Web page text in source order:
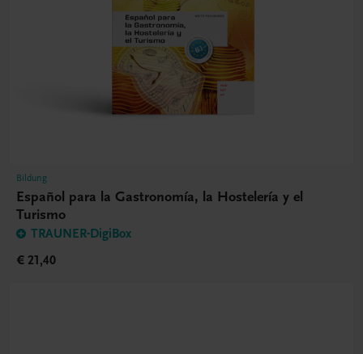
Bildung
Español para la Gastronomía, la Hostelería y el
Turismo
TRAUNER-DigiBox
€ 21,40